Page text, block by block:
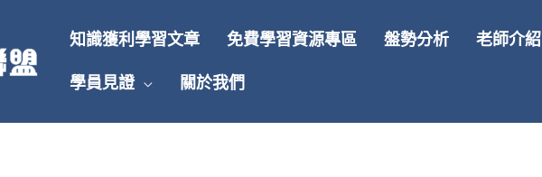
知識獲利學習文章 免費學習資源專區 盤勢分析 老師介紹
學員見證 關於我們